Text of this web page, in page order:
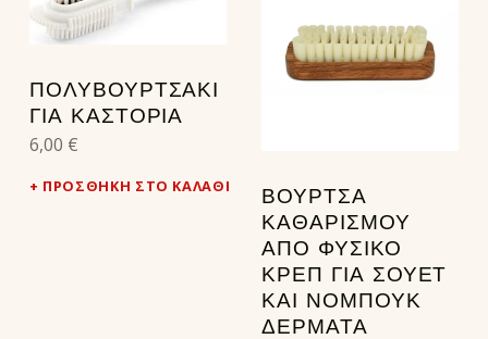
ΠΟΛΥΒΟΥΡΤΣΑΚΙ
ΓΙΑ ΚΑΣΤΟΡΙΑ
6,00 €
ΠΡΟΣΘΉΚΗ ΣΤΟ ΚΑΛΆΘΙ
ΒΟΎΡΤΣΑ
ΚΑΘΑΡΙΣΜΟΎ
ΑΠΌ ΦΥΣΙΚΌ
ΚΡΕΠ ΓΙΑ ΣΟΥΈΤ
ΚΑΙ ΝΟΜΠΟΎΚ
ΔΈΡΜΑΤΑ